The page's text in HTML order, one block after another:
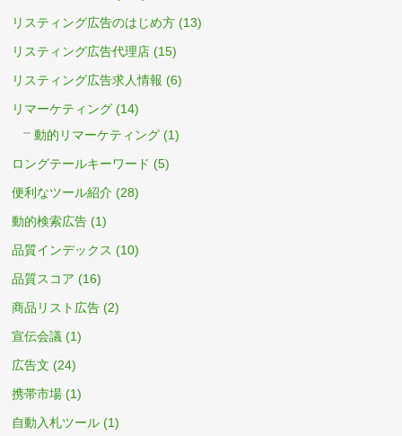
リスティング広告のはじめ方 (13)
リスティング広告代理店 (15)
リスティング広告求人情報 (6)
リマーケティング (14)
動的リマーケティング (1)
ロングテールキーワード (5)
便利なツール紹介 (28)
動的検索広告 (1)
品質インデックス (10)
品質スコア (16)
商品リスト広告 (2)
宣伝会議 (1)
広告文 (24)
携帯市場 (1)
自動入札ツール (1)